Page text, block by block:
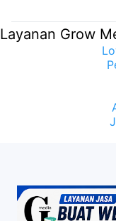
Layanan Grow